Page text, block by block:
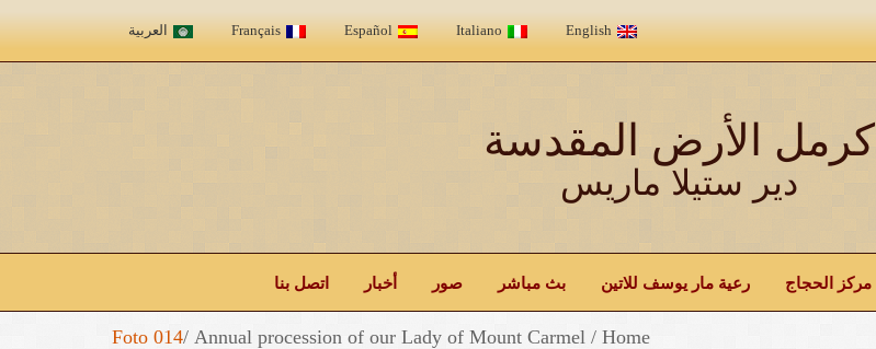
English
Italiano
Español
Français العربية
كرمل الأرض المقدسة
دير ستيلا ماريس
مركز الحجاج رعية مار يوسف للاتين بث مباشر صور أخبار اتصل بنا
Home
/
Annual procession of our Lady of Mount Carmel
/
Foto 014